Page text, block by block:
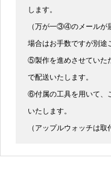
します。
（万が一③④のメールが
場合はお手数ですが別途
⑤製作を進めさせていた
で配送いたします。
⑥付属の工具を用いて、
いたします。
（アップルウォッチは